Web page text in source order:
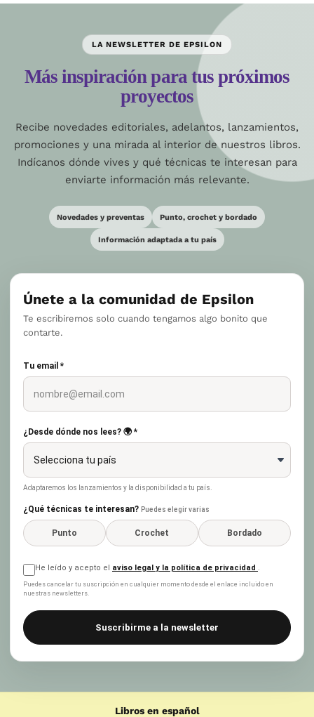
LA NEWSLETTER DE EPSILON
Más inspiración para tus próximos
proyectos
Recibe novedades editoriales, adelantos, lanzamientos,
promociones y una mirada al interior de nuestros libros.
Indícanos dónde vives y qué técnicas te interesan para
enviarte información más relevante.
Novedades y preventas Punto, crochet y bordado
Información adaptada a tu país
Únete a la comunidad de Epsilon
Te escribiremos solo cuando tengamos algo bonito que
contarte.
Tu email *
¿Desde dónde nos lees? 🌍 *
Adaptaremos los lanzamientos y la disponibilidad a tu país.
¿Qué técnicas te interesan? Puedes elegir varias
Punto Crochet Bordado
He leído y acepto el aviso legal y la política de privacidad .
Puedes cancelar tu suscripción en cualquier momento desde el enlace incluido en
nuestras newsletters.
Suscribirme a la newsletter
Libros en español